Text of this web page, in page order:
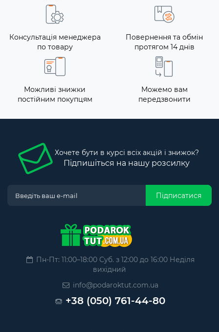
Консультація менеджера
по товару
Повернення та обмін
протягом 14 днів
Можливі знижки
постійним покупцям
Можемо вам
передзвонити
Хочете бути в курсі всіх акцій і знижок?
Підпишіться на нашу розсилку
Підписатися
Пн-Пт: 11:00–18:00 Суб. з 12:00 до 16:00 Неділя
вихідний
info@podaroktut.com.ua
+38 (050) 761-44-80